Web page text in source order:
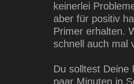
keinerlei
aber für positiv
Primer erhalten.
schnell auch mal
Du solltest Deine
paar Minuten in